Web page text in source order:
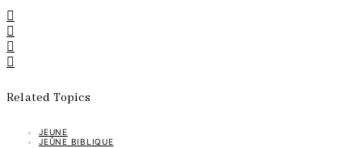
Related Topics
JEUNE
JEÛNE BIBLIQUE